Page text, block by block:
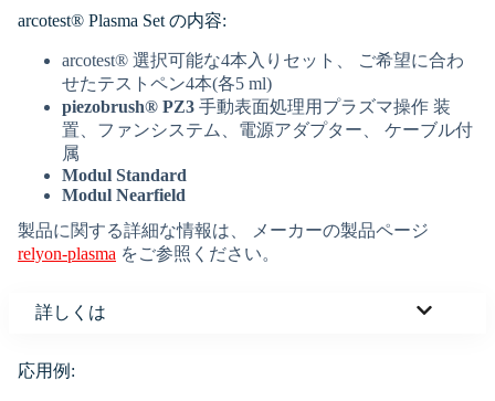
arcotest® Plasma Set の内容:
arcotest® 選択可能な4本入りセット、 ご希望に合わ
せたテストペン4本(各5 ml)
piezobrush® PZ3 手動表面処理用プラズマ操作 装
置、ファンシステム、電源アダプター、 ケーブル付
属
Modul Standard
Modul Nearfield
製品に関する詳細な情報は、 メーカーの製品ページ
relyon-plasma をご参照ください。
詳しくは
応用例: